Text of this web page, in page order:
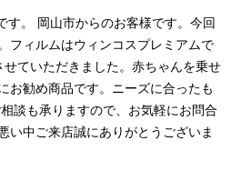
す。 岡山市からのお客様です。今回
フィルムはウィンコスプレミアムで
ていただきました。赤ちゃんを乗せ
お勧め商品です。ニーズに合ったも
談も承りますので、お気軽にお問合
い中ご来店誠にありがとうございま